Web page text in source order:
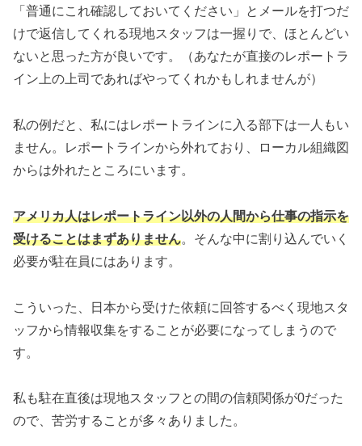
「普通にこれ確認しておいてください」とメールを打つだ
けで返信してくれる現地スタッフは一握りで、ほとんどい
ないと思った方が良いです。（あなたが直接のレポートラ
イン上の上司であればやってくれかもしれませんが）
私の例だと、私にはレポートラインに入る部下は一人もい
ません。レポートラインから外れており、ローカル組織図
からは外れたところにいます。
アメリカ人はレポートライン以外の人間から仕事の指示を
受けることはまずありません。そんな中に割り込んでいく
必要が駐在員にはあります。
こういった、日本から受けた依頼に回答するべく現地スタ
ッフから情報収集をすることが必要になってしまうので
す。
私も駐在直後は現地スタッフとの間の信頼関係が0だった
ので、苦労することが多々ありました。